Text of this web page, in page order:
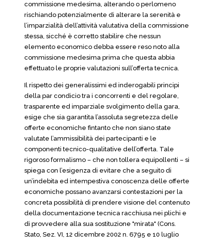
commissione medesima, alterando o perlomeno
rischiando potenzialmente di alterare la serenità e
l’imparzialità dell’attività valutativa della commissione
stessa, sicché è corretto stabilire che nessun
elemento economico debba essere reso noto alla
commissione medesima prima che questa abbia
effettuato le proprie valutazioni sull’offerta tecnica.
Il rispetto dei generalissimi ed inderogabili principi
della par condicio tra i concorrenti e del regolare,
trasparente ed imparziale svolgimento della gara,
esige che sia garantita l’assoluta segretezza delle
offerte economiche fintanto che non siano state
valutate l’ammissibilità dei partecipanti e le
componenti tecnico-qualitative dell’offerta. Tale
rigoroso formalismo – che non tollera equipollenti – si
spiega con l’esigenza di evitare che a seguito di
un’indebita ed intempestiva conoscenza delle offerte
economiche possano avanzarsi contestazioni per la
concreta possibilità di prendere visione del contenuto
della documentazione tecnica racchiusa nei plichi e
di provvedere alla sua sostituzione "mirata" (Cons.
Stato, Sez. VI, 12 dicembre 2002 n. 6795 e 10 luglio